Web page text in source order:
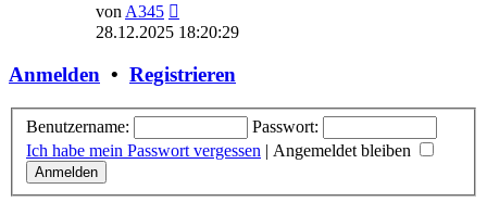
vonA345
Beitrag
28.12.2025 18:20:29
Anmelden • Registrieren
Benutzername:
Passwort:
Ich habe mein Passwort vergessen | Angemeldet bleiben